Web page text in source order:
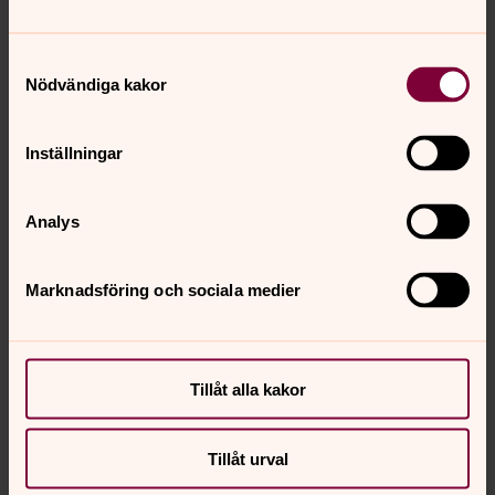
Nödvändiga kakor
Inställningar
Analys
Marknadsföring och sociala medier
Tillåt alla kakor
Tillåt urval
ger ekonomiskt utan också andligt stöd.
Bild 1 av 7